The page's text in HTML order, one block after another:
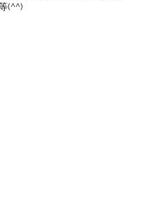
(^^)